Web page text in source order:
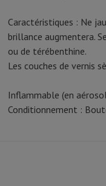
Caractéristiques : Ne
brillance augmentera.
ou de térébenthine.
Les couches de vernis
Inflammable (en
Conditionnement :